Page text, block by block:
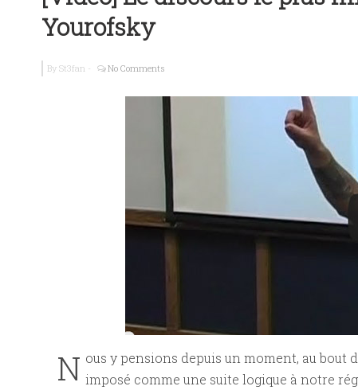
Galettes de
Yourofsky
By St3fan - No Comments
N ous y pensions depuis un moment, au bout
imposé comme une suite logique à notre